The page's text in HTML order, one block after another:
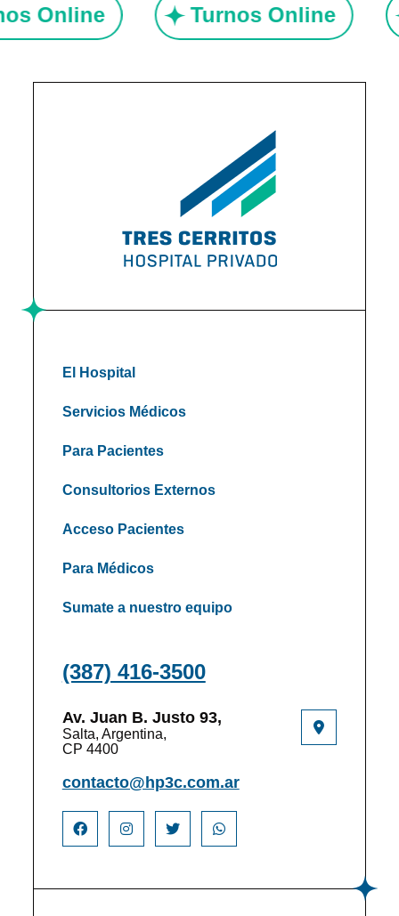
Online Turnos Online
El Hospital
Servicios Médicos
Para Pacientes
Consultorios Externos
Acceso Pacientes
Para Médicos
Sumate a nuestro equipo
(387) 416-3500
Av. Juan B. Justo 93,
Salta, Argentina,
CP 4400
contacto@hp3c.com.ar